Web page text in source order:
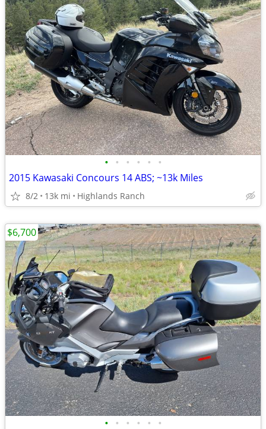
• • • • • •
2015 Kawasaki Concours 14 ABS; ~13k Miles
8/2 13k mi Highlands Ranch
• • • • • •
$6,700